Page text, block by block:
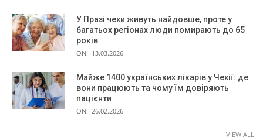
У Празі чехи живуть найдовше, проте у
багатьох регіонах люди помирають до 65
років
ON: 13.03.2026
Майже 1400 українських лікарів у Чехії: де
вони працюють та чому їм довіряють
пацієнти
ON: 26.02.2026
VIEW ALL